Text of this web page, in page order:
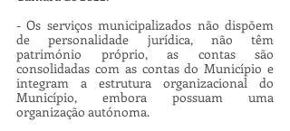
- Os serviços municipalizados não dispõem
de personalidade jurídica, não têm
património próprio, as contas são
consolidadas com as contas do Município e
integram a estrutura organizacional do
Município, embora possuam uma
organização autónoma.